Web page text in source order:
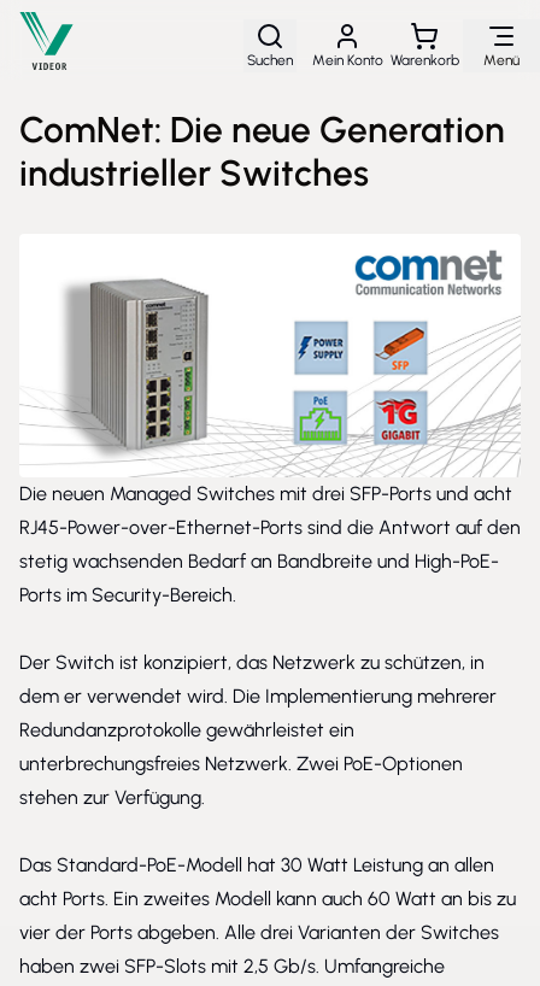
Direkt zum Inhalt
Suchen Mein Konto Warenkorb Menü
ComNet: Die neue Generation
industrieller Switches
Die neuen Managed Switches mit drei SFP-Ports und acht
RJ45-Power-over-Ethernet-Ports sind die Antwort auf den
stetig wachsenden Bedarf an Bandbreite und High-PoE-
Ports im Security-Bereich.
Der Switch ist konzipiert, das Netzwerk zu schützen, in
dem er verwendet wird. Die Implementierung mehrerer
Redundanzprotokolle gewährleistet ein
unterbrechungsfreies Netzwerk. Zwei PoE-Optionen
stehen zur Verfügung.
Das Standard-PoE-Modell hat 30 Watt Leistung an allen
acht Ports. Ein zweites Modell kann auch 60 Watt an bis zu
vier der Ports abgeben. Alle drei Varianten der Switches
haben zwei SFP-Slots mit 2,5 Gb/s. Umfangreiche